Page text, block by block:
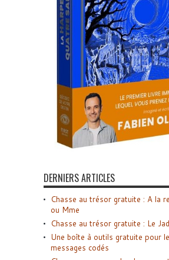
DERNIERS ARTICLES
Chasse au trésor gratuite : A la
ou Mme
Chasse au trésor gratuite : Le
Une boîte à outils gratuite pour
messages codés